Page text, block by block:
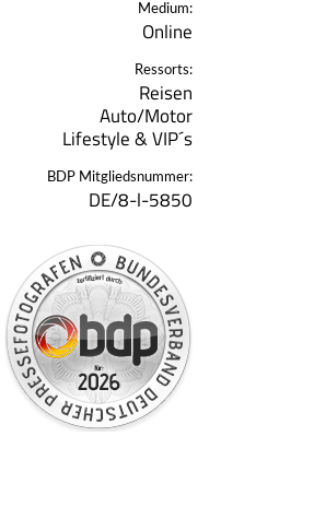
Medium:
Online
Ressorts:
Reisen
Auto/Motor
Lifestyle & VIP´s
BDP Mitgliedsnummer:
DE/8-l-5850